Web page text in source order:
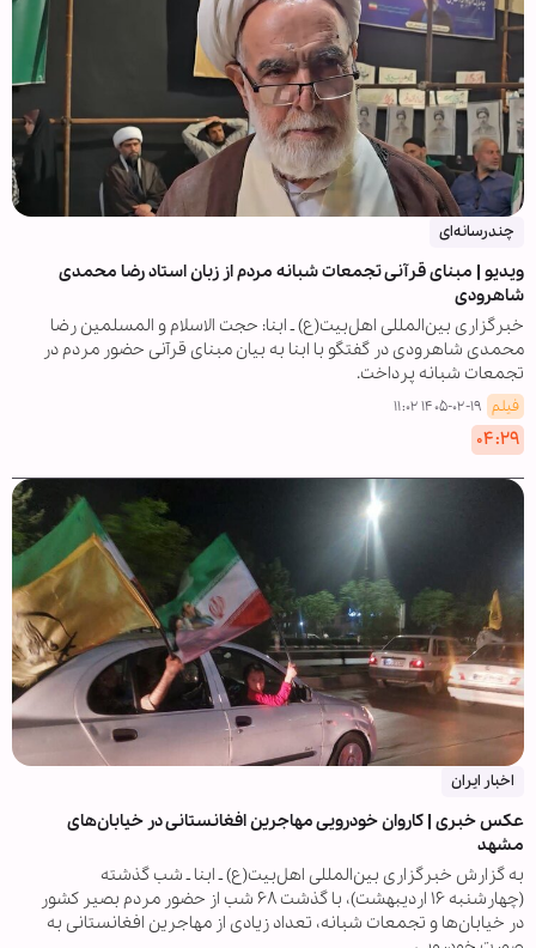
چندرسانه‌ای
ویدیو | مبنای قرآنی تجمعات شبانه مردم از زبان استاد رضا محمدی
شاهرودی
خبرگزاری بین‌المللی اهل‌بیت(ع) ـ ابنا: حجت الاسلام و المسلمین رضا
محمدی شاهرودی در گفتگو با ابنا به بیان مبنای قرآنی حضور مردم در
تجمعات شبانه پرداخت.
فیلم ۱۴۰۵-۰۲-۱۹ ۱۱:۰۲
۰۴:۲۹
اخبار ایران
عکس خبری | کاروان خودرویی مهاجرین افغانستانی در خیابان‌های
مشهد
به گزارش خبرگزاری بین‌المللی اهل‌بیت(ع) ـ ابنا ـ شب گذشته
(چهارشنبه ۱۶ اردیبهشت)، با گذشت ۶۸ شب از حضور مردم بصیر کشور
در خیابان‌ها و تجمعات شبانه، تعداد زیادی از مهاجرین افغانستانی به